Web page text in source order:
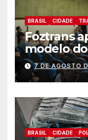
BRASIL CIDADE
Foztrans
modelo
coletivo
pública e
sistema
eficiente
7 DE AGOSTO
BRASIL CIDADE